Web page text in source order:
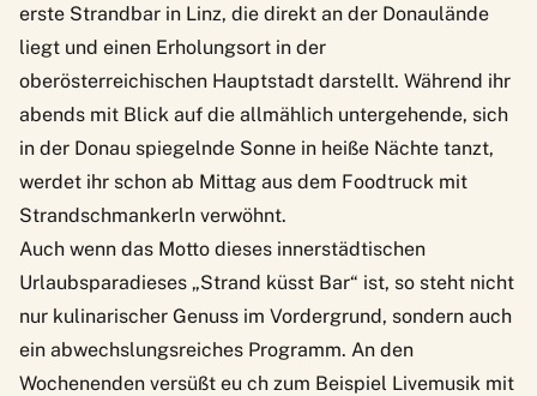
erste Strandbar in Linz, die direkt an der Donaulände
liegt und einen Erholungsort in der
oberösterreichischen Hauptstadt darstellt. Während ihr
abends mit Blick auf die allmählich untergehende, sich
in der Donau spiegelnde Sonne in heiße Nächte tanzt,
werdet ihr schon ab Mittag aus dem Foodtruck mit
Strandschmankerln verwöhnt.
Auch wenn das Motto dieses innerstädtischen
Urlaubsparadieses „Strand küsst Bar“ ist, so steht nicht
nur kulinarischer Genuss im Vordergrund, sondern auch
ein abwechslungsreiches Programm. An den
Wochenenden versüßt eu ch zum Beispiel Livemusik mit